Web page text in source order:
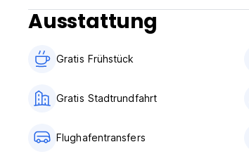
Ausstattung
Gratis Frühstück
Gratis Stadtrundfahrt
Flughafentransfers